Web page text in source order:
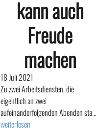
kann auch
Freude
machen
18 Juli 2021
Zu zwei Arbeitsdiensten, die
eigentlich an zwei
aufeinanderfolgenden Abenden sta...
weiterlesen